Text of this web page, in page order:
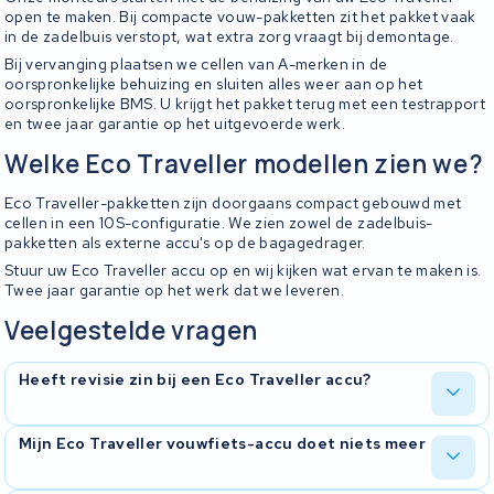
open te maken. Bij compacte vouw-pakketten zit het pakket vaak
in de zadelbuis verstopt, wat extra zorg vraagt bij demontage.
Bij vervanging plaatsen we cellen van A-merken in de
oorspronkelijke behuizing en sluiten alles weer aan op het
oorspronkelijke BMS. U krijgt het pakket terug met een testrapport
en twee jaar garantie op het uitgevoerde werk.
Welke Eco Traveller modellen zien we?
Eco Traveller-pakketten zijn doorgaans compact gebouwd met
cellen in een 10S-configuratie. We zien zowel de zadelbuis-
pakketten als externe accu's op de bagagedrager.
Stuur uw Eco Traveller accu op en wij kijken wat ervan te maken is.
Twee jaar garantie op het werk dat we leveren.
Veelgestelde vragen
Heeft revisie zin bij een Eco Traveller accu?
In de meeste gevallen wel. We meten elke cel door en stellen vast
Mijn Eco Traveller vouwfiets-accu doet niets meer